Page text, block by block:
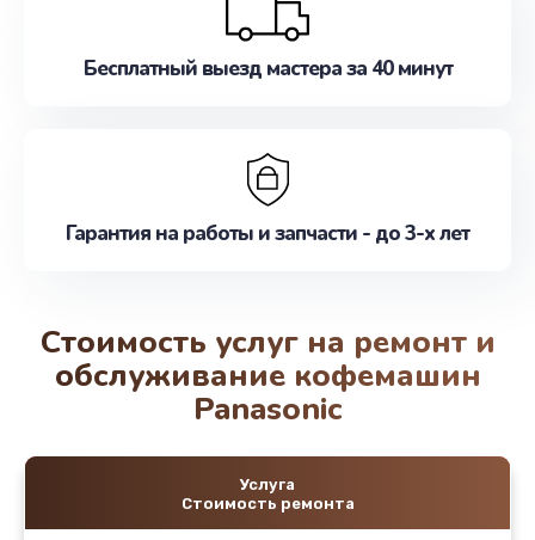
Бесплатный выезд мастера за 40 минут
Гарантия на работы и запчасти - до 3-х лет
Стоимость услуг на ремонт и
обслуживание кофемашин
Panasonic
Услуга
Стоимость ремонта